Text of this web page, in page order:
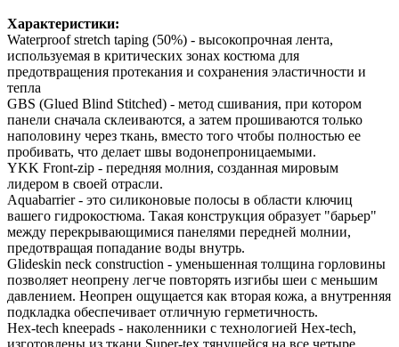
Характеристики:
Waterproof stretch taping (50%) - высокопрочная лента,
используемая в критических зонах костюма для
предотвращения протекания и сохранения эластичности и
тепла
GBS (Glued Blind Stitched) - метод сшивания, при котором
панели сначала склеиваются, а затем прошиваются только
наполовину через ткань, вместо того чтобы полностью ее
пробивать, что делает швы водонепроницаемыми.
YKK Front-zip - передняя молния, созданная мировым
лидером в своей отрасли.
Aquabarrier - это силиконовые полосы в области ключиц
вашего гидрокостюма. Такая конструкция образует "барьер"
между перекрывающимися панелями передней молнии,
предотвращая попадание воды внутрь.
Glideskin neck construction - уменьшенная толщина горловины
позволяет неопрену легче повторять изгибы шеи с меньшим
давлением. Неопрен ощущается как вторая кожа, а внутренняя
подкладка обеспечивает отличную герметичность.
Hex-tech kneepads - наколенники с технологией Hex-tech,
изготовлены из ткани Super-tex тянущейся на все четыре